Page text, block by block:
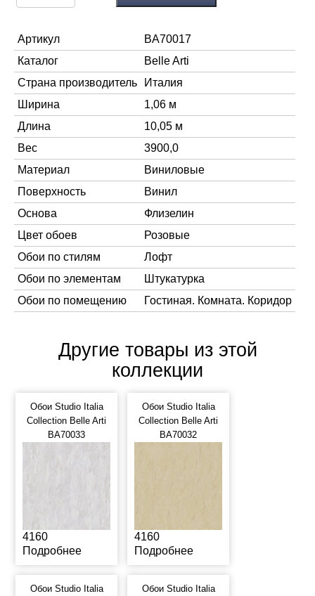
Артикул
BA70017
Каталог
Belle Arti
Страна производитель
Италия
Ширина
1,06 м
Длина
10,05 м
Вес
3900,0
Материал
Виниловые
Поверхность
Винил
Основа
Флизелин
Цвет обоев
Розовые
Обои по стилям
Лофт
Обои по элементам
Штукатурка
Обои по помещению
Гостиная. Комната. Коридор
Другие товары из этой
коллекции
Обои Studio Italia
Collection Belle Arti
BA70033
4160
Подробнее
Обои Studio Italia
Collection Belle Arti
BA70032
4160
Подробнее
Обои Studio Italia
Обои Studio Italia